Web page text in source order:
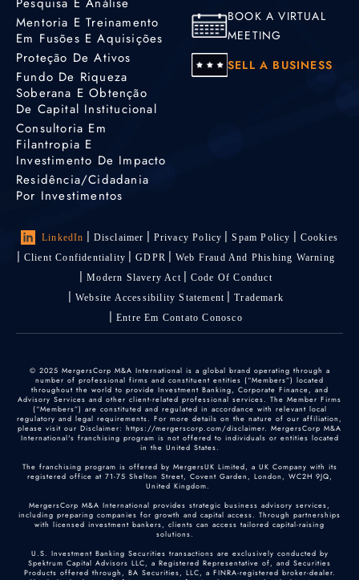
Mentoria E Treinamento
Em Fusões E Aquisições
Proteção De Ativos
Fundo De Riqueza
Soberana E Obtenção
De Capital Institucional
Consultoria Em
Filantropia E
Investimento De Impacto
Residência/cidadania
Por Investimentos
BOOK A VIRTUAL
MEETING
SELL A BUSINESS
LinkedIn Disclaimer Privacy Policy Spam Policy
Cookies
Client Confidentiality
GDPR
Web Fraud And Phishing Warning
Modern Slavery Act
Code Of Conduct
Website Accessibility Statement
Trademark
Entre Em Contato Conosco
© 2025 MergersCorp M&A International is a global brand operating through a
number of professional firms and constituent entities (“Members”) located
throughout the world to provide Investment Banking, Corporate Finance, and
Advisory Services and other client-related professional services. The Member Firms
(“Members”) are constituted and regulated in accordance with relevant local
regulatory and legal requirements. For more details on the nature of our affiliation,
please visit our Disclaimer: https://mergerscorp.com/disclaimer. MergersCorp M&A
International's franchising program is not offered to individuals or entities located
in the United States.
The franchising program is offered by MergersUK Limited, a UK Company with its
registered office at 71-75 Shelton Street, Covent Garden, London, WC2H 9JQ,
United Kingdom.
MergersCorp M&A International provides strategic business advisory services,
including preparing companies for growth and capital access. Through partnerships
with licensed investment bankers, clients can access tailored capital-raising
solutions.
U.S. Investment Banking Securities transactions are exclusively conducted by
Spektrum Capital Advisors LLC, a Registered Representative of, and Securities
Products offered through, BA Securities, LLC, a FINRA-registered broker-dealer.